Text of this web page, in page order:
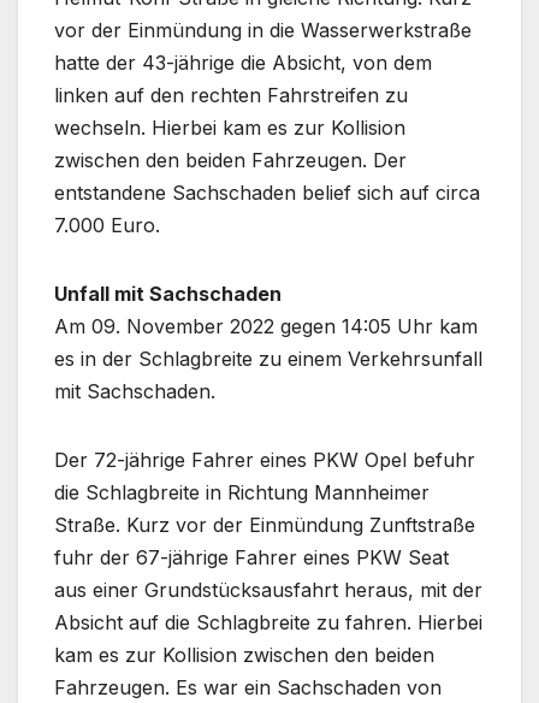
vor der Einmündung in die Wasserwerkstraße
hatte der 43-jährige die Absicht, von dem
linken auf den rechten Fahrstreifen zu
wechseln. Hierbei kam es zur Kollision
zwischen den beiden Fahrzeugen. Der
entstandene Sachschaden belief sich auf circa
7.000 Euro.
Unfall mit Sachschaden
Am 09. November 2022 gegen 14:05 Uhr kam
es in der Schlagbreite zu einem Verkehrsunfall
mit Sachschaden.
Der 72-jährige Fahrer eines PKW Opel befuhr
die Schlagbreite in Richtung Mannheimer
Straße. Kurz vor der Einmündung Zunftstraße
fuhr der 67-jährige Fahrer eines PKW Seat
aus einer Grundstücksausfahrt heraus, mit der
Absicht auf die Schlagbreite zu fahren. Hierbei
kam es zur Kollision zwischen den beiden
Fahrzeugen. Es war ein Sachschaden von